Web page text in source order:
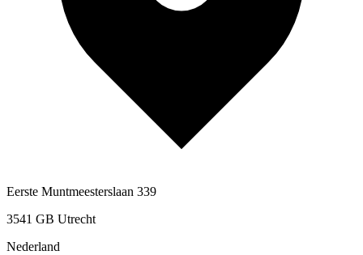
Eerste Muntmeesterslaan 339
3541 GB Utrecht
Nederland